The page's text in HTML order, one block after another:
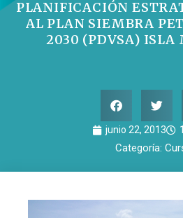
PLANIFICACIÓN
AL PLAN SIEMBRA
2030 (PDVSA) ISLA
junio 22, 2013
Categoría: